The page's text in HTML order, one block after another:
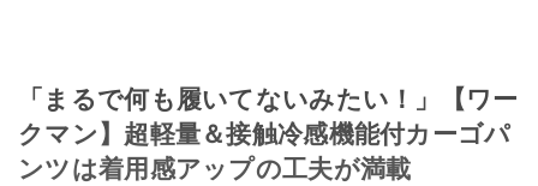
「まるで何も履いてないみたい！」【ワー
クマン】超軽量＆接触冷感機能付カーゴパ
ンツは着用感アップの工夫が満載